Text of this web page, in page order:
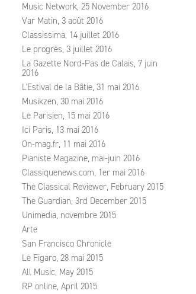
Music Network, 25 November 2016
Var Matin, 3 août 2016
Classissima, 14 juillet 2016
Le progrès, 3 juillet 2016
La Gazette Nord‑Pas de Calais, 7 juin
2016
L'Estival de la Bâtie, 31 mai 2016
Musikzen, 30 mai 2016
Le Parisien, 15 mai 2016
Ici Paris, 13 mai 2016
On-mag.fr, 11 mai 2016
Pianiste Magazine, mai-juin 2016
Classiquenews.com, 1er mai 2016
The Classical Reviewer, February 2015
The Guardian, 3rd December 2015
Unimedia, novembre 2015
Arte
San Francisco Chronicle
Le Figaro, 28 mai 2015
All Music, May 2015
RP online, April 2015